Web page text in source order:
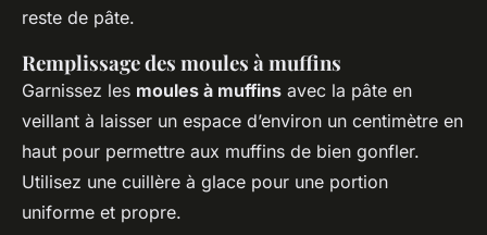
reste de pâte.
Remplissage des moules à muffins
Garnissez les moules à muffins avec la pâte en
veillant à laisser un espace d’environ un centimètre en
haut pour permettre aux muffins de bien gonfler.
Utilisez une cuillère à glace pour une portion
uniforme et propre.